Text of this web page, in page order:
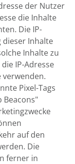
der Nutzer
die Inhalte
Die IP-
dieser Inhalte
Inhalte zu
IP-Adresse
Pixel-Tags
Beacons"
auf den
Die
ferner in